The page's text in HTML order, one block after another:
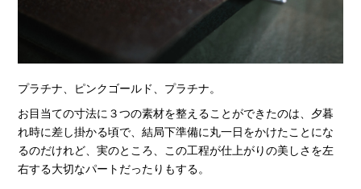
プラチナ、ピンクゴールド、プラチナ。
お目当ての寸法に３つの素材を整えることができたのは、夕暮
れ時に差し掛かる頃で、結局下準備に丸一日をかけたことにな
るのだけれど、実のところ、この工程が仕上がりの美しさを左
右する大切なパートだったりもする。